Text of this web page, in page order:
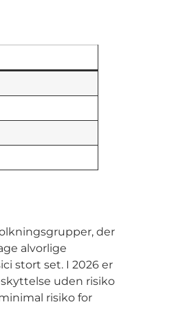
der
alvorlige
stort set. I 2026 er
uden risiko
risiko for